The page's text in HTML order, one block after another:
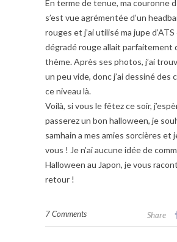
En terme de tenue, ma couronne
s’est vue agrémentée d’un
rouges et j’ai utilisé ma jupe
dégradé rouge allait parfaitement
thème. Après ses photos, j’ai
un peu vide, donc j’ai dessiné des
ce niveau là.
Voilà, si vous le fêtez ce soir,
passerez un bon halloween, je
samhain a mes amies sorcières et
vous ! Je n’ai aucune idée de
Halloween au Japon, je vous
retour !
7 Comments Share